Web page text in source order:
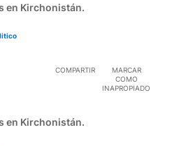
en Kirchonistán.
COMPARTIR
MARCAR
COMO
INAPROPIADO
en Kirchonistán.